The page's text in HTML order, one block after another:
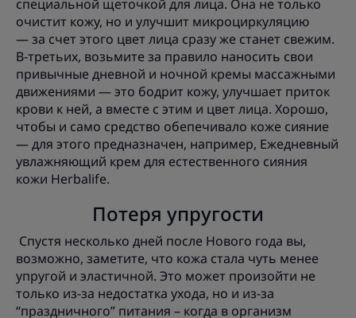
специальной щеточкой для лица. Она не только
очистит кожу, но и улучшит микроциркуляцию
— за счет этого цвет лица сразу же станет свежим.
В-третьих, возьмите за правило наносить свои
привычные дневной и ночной кремы массажными
движениями — это бодрит кожу, улучшает приток
крови к ней, а вместе с этим и цвет лица. Хорошо,
чтобы и само средство обепечивало коже сияние
— для этого предназначен, например, Ежедневный
увлажняющий крем для естественного сияния
кожи Herbalife.
Потеря упругости
Спустя несколько дней после Нового года вы,
возможно, заметите, что кожа стала чуть менее
упругой и эластичной. Это может произойти не
только из-за недостатка ухода, но и из-за
“праздничного” питания – когда в организм